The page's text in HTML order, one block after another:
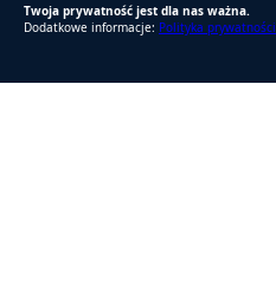
Twoja prywatność jest dla nas ważna.
Dodatkowe informacje: Polityka prywatności